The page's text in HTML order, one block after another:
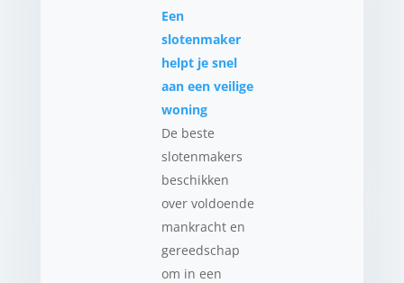
Een
slotenmaker
helpt je snel
aan een veilige
woning
De beste
slotenmakers
beschikken
over voldoende
mankracht en
gereedschap
om in een